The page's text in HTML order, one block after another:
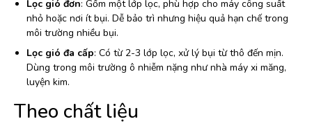
Lọc gió đơn: Gồm một lớp lọc, phù hợp cho máy công suất
nhỏ hoặc nơi ít bụi. Dễ bảo trì nhưng hiệu quả hạn chế trong
môi trường nhiều bụi.
Lọc gió đa cấp: Có từ 2-3 lớp lọc, xử lý bụi từ thô đến mịn.
Dùng trong môi trường ô nhiễm nặng như nhà máy xi măng,
luyện kim.
Theo chất liệu